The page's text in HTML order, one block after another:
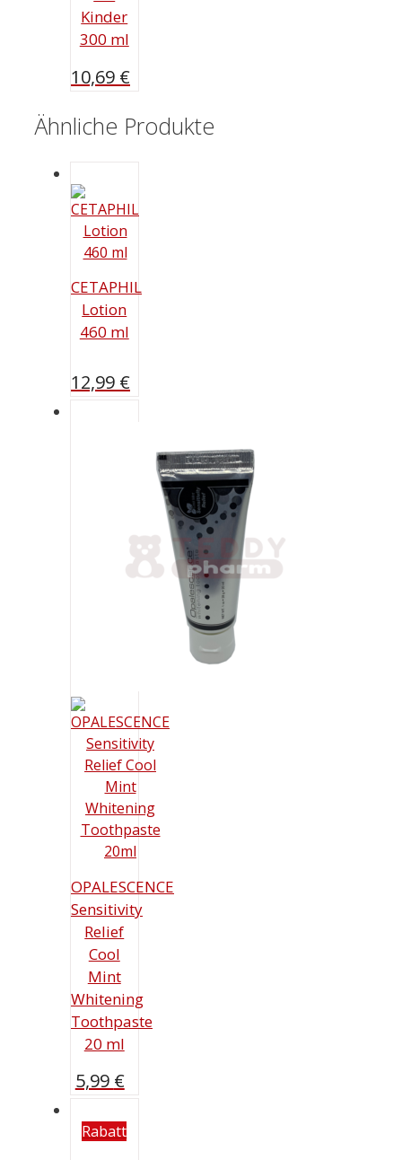
Kinder
300 ml
10,69 €
Ähnliche Produkte
CETAPHIL
Lotion
460 ml
12,99 €
OPALESCENCE
Sensitivity
Relief
Cool
Mint
Whitening
Toothpaste
20 ml
5,99 €
Rabatt